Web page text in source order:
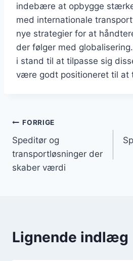
indebære at opbygge
med internationale
nye strategier for at
der følger med
i stand til at tilpasse sig
være godt positioneret til at
Indlægsnavigation
FORRIGE
Speditør og
transportløsninger der
skaber værdi
Lignende indlæg